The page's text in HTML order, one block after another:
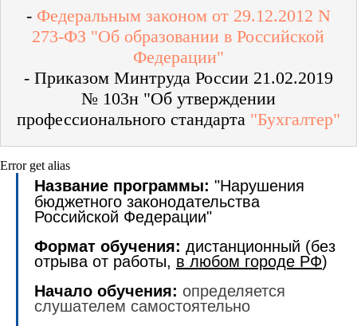
- Федеральным законом от 29.12.2012 N
273-ФЗ "Об образовании в Российской
Федерации"
- Приказом Минтруда России 21.02.2019
№ 103н "Об утверждении
профессионального стандарта "Бухгалтер"
Error get alias
Название программы: "Нарушения
бюджетного законодательства
Российской Федерации"
Формат обучения: дистанционный (без
отрыва от работы, в любом городе РФ)
Начало обучения: определяется
слушателем самостоятельно